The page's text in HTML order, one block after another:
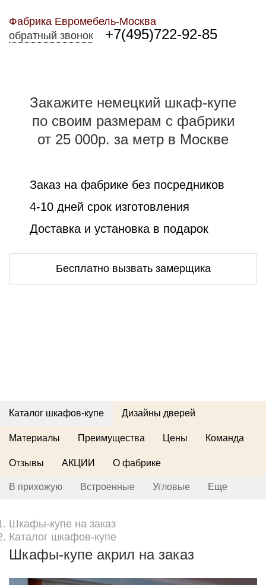
Фабрика Евромебель-Москва
обратный звонок
+7(495)722-92-85
Закажите немецкий шкаф-купе
по своим размерам с фабрики
от 25 000р. за метр в Москве
Заказ на фабрике без посредников
4-10 дней срок изготовления
Доставка и установка в подарок
Бесплатно вызвать замерщика
Каталог шкафов-купе Дизайны дверей
Материалы Преимущества Цены Команда
Отзывы АКЦИИ О фабрике
В прихожую Встроенные Угловые Еще
Шкафы-купе на заказ
Каталог шкафов-купе
Шкафы-купе акрил на заказ